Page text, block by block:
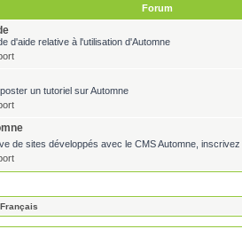
Forum
d'aide relative à l'utilisation d'Automne
un tutoriel sur Automne
de sites développés avec le CMS Automne,